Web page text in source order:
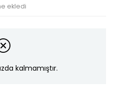
ekledi
kalmamıştır.